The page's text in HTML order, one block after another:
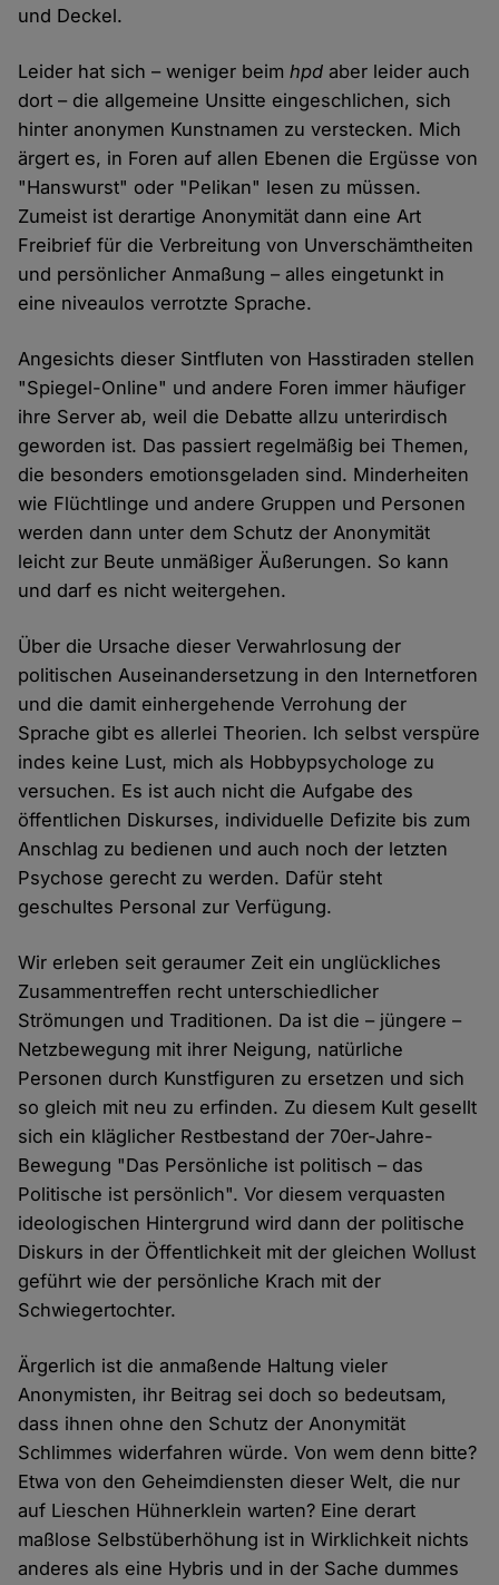
und Deckel.
Leider hat sich – weniger beimhpd aber leider auch
dort – die allgemeine Unsitte eingeschlichen, sich
hinter anonymen Kunstnamen zu verstecken. Mich
ärgert es, in Foren auf allen Ebenen die Ergüsse von
"Hanswurst" oder "Pelikan" lesen zu müssen.
Zumeist ist derartige Anonymität dann eine Art
Freibrief für die Verbreitung von Unverschämtheiten
und persönlicher Anmaßung – alles eingetunkt in
eine niveaulos verrotzte Sprache.
Angesichts dieser Sintfluten von Hasstiraden stellen
"Spiegel-Online" und andere Foren immer häufiger
ihre Server ab, weil die Debatte allzu unterirdisch
geworden ist. Das passiert regelmäßig bei Themen,
die besonders emotionsgeladen sind. Minderheiten
wie Flüchtlinge und andere Gruppen und Personen
werden dann unter dem Schutz der Anonymität
leicht zur Beute unmäßiger Äußerungen. So kann
und darf es nicht weitergehen.
Über die Ursache dieser Verwahrlosung der
politischen Auseinandersetzung in den Internetforen
und die damit einhergehende Verrohung der
Sprache gibt es allerlei Theorien. Ich selbst verspüre
indes keine Lust, mich als Hobbypsychologe zu
versuchen. Es ist auch nicht die Aufgabe des
öffentlichen Diskurses, individuelle Defizite bis zum
Anschlag zu bedienen und auch noch der letzten
Psychose gerecht zu werden. Dafür steht
geschultes Personal zur Verfügung.
Wir erleben seit geraumer Zeit ein unglückliches
Zusammentreffen recht unterschiedlicher
Strömungen und Traditionen. Da ist die – jüngere –
Netzbewegung mit ihrer Neigung, natürliche
Personen durch Kunstfiguren zu ersetzen und sich
so gleich mit neu zu erfinden. Zu diesem Kult gesellt
sich ein kläglicher Restbestand der 70er-Jahre-
Bewegung "Das Persönliche ist politisch – das
Politische ist persönlich". Vor diesem verquasten
ideologischen Hintergrund wird dann der politische
Diskurs in der Öffentlichkeit mit der gleichen Wollust
geführt wie der persönliche Krach mit der
Schwiegertochter.
Ärgerlich ist die anmaßende Haltung vieler
Anonymisten, ihr Beitrag sei doch so bedeutsam,
dass ihnen ohne den Schutz der Anonymität
Schlimmes widerfahren würde. Von wem denn bitte?
Etwa von den Geheimdiensten dieser Welt, die nur
auf Lieschen Hühnerklein warten? Eine derart
maßlose Selbstüberhöhung ist in Wirklichkeit nichts
anderes als eine Hybris und in der Sache dummes